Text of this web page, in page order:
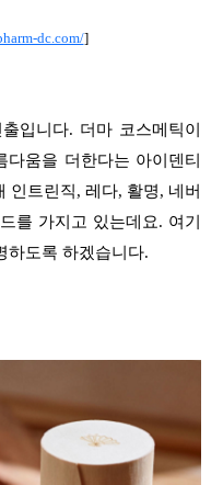
dc.com/]
입니다. 더마 코스메틱이
움을 더한다는 아이덴티
인트린직, 레다, 활명, 네버
를 가지고 있는데요. 여기
하도록 하겠습니다.